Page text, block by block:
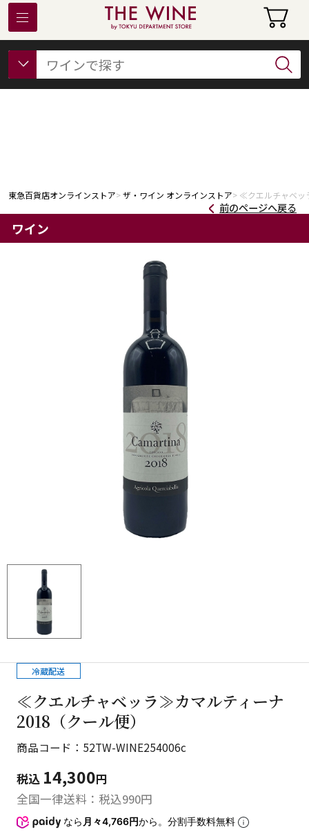
東急百貨店オンラインストアについて
フード ビューティー ギフト&ライフスタイル
東急百貨店オンラインストア ザ・ワイン オンラインストア ≪クエルチャベッ
前のページへ戻る
冷蔵配送
≪クエルチャベッラ≫カマルティーナ
2018（クール便）
商品コード：52TW-WINE254006c
税込 14,300円
全国一律送料：税込990円
なら 月々4,766円から。分割手数料無料
ワイン